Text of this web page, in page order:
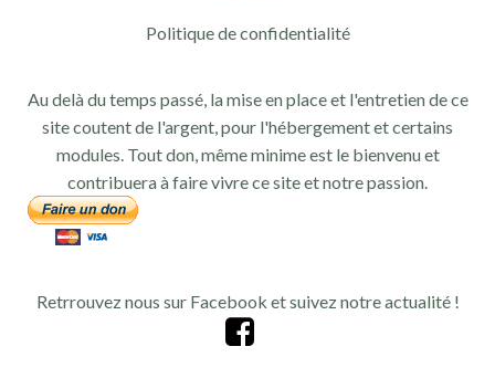
Politique de confidentialité
Au delà du temps passé, la mise en place et l'entretien de ce
site coutent de l'argent, pour l'hébergement et certains
modules. Tout don, même minime est le bienvenu et
contribuera à faire vivre ce site et notre passion.
Retrrouvez nous sur Facebook et suivez notre actualité !